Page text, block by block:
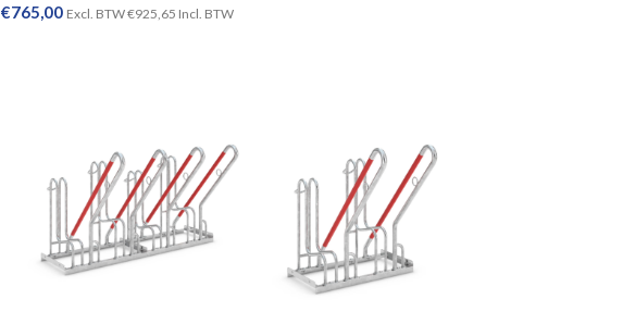
€765,00 Excl. BTW€925,65 Incl. BTW